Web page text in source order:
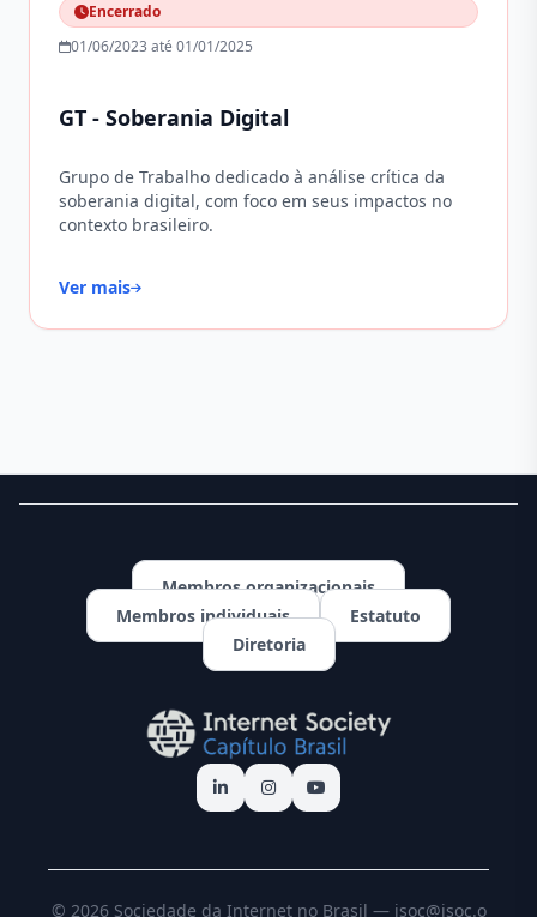
Encerrado
01/06/2023 até 01/01/2025
GT - Soberania Digital
Grupo de Trabalho dedicado à análise crítica da
soberania digital, com foco em seus impactos no
contexto brasileiro.
Ver mais
Membros organizacionais
Membros individuais
Estatuto
Diretoria
© 2026 Sociedade da Internet no Brasil — isoc@isoc.o